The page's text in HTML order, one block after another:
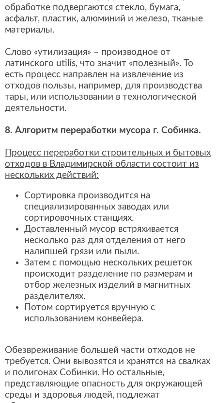
обработке подвергаются стекло, бумага,
асфальт, пластик, алюминий и железо, тканые
материалы.
Слово «утилизация» – производное от
латинского utilis, что значит «полезный». То
есть процесс направлен на извлечение из
отходов пользы, например, для производства
тары, или использовании в технологической
деятельности.
8. Алгоритм переработки мусора г. Собинка.
Процесс переработки строительных и бытовых
отходов в Владимирской области состоит из
нескольких действий:
Сортировка производится на
специализированных заводах или
сортировочных станциях.
Доставленный мусор встряхивается
несколько раз для отделения от него
налипшей грязи или пыли.
Затем с помощью нескольких решеток
происходит разделение по размерам и
отбор железных изделий в магнитных
разделителях.
Потом сортируется вручную с
использованием конвейера.
Обезвреживание большей части отходов не
требуется. Они вывозятся и хранятся на свалках
и полигонах Собинки. Но остальные,
представляющие опасность для окружающей
среды и здоровья людей, подлежат